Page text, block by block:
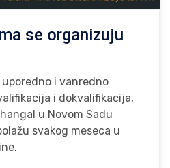
se organizuju
i vanredno
i dokvalifikacija,
u Novom Sadu
svakog meseca u